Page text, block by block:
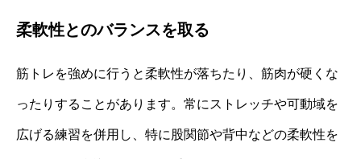
柔軟性とのバランスを取る
筋トレを強めに行うと柔軟性が落ちたり、筋肉が硬くな
ったりすることがあります。常にストレッチや可動域を
広げる練習を併用し、特に股関節や背中などの柔軟性を